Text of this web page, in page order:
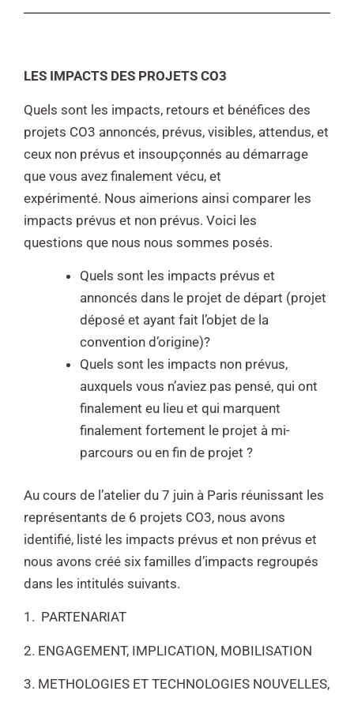
LES IMPACTS DES PROJETS CO3
Quels sont les impacts, retours et bénéfices des
projets CO3 annoncés, prévus, visibles, attendus, et
ceux non prévus et insoupçonnés au démarrage
que vous avez finalement vécu, et
expérimenté. Nous aimerions ainsi comparer les
impacts prévus et non prévus. Voici les
questions que nous nous sommes posés.
Quels sont les impacts prévus et
annoncés dans le projet de départ (projet
déposé et ayant fait l’objet de la
convention d’origine)?
Quels sont les impacts non prévus,
auxquels vous n’aviez pas pensé, qui ont
finalement eu lieu et qui marquent
finalement fortement le projet à mi-
parcours ou en fin de projet ?
Au cours de l’atelier du 7 juin à Paris réunissant les
représentants de 6 projets CO3, nous avons
identifié, listé les impacts prévus et non prévus et
nous avons créé six familles d’impacts regroupés
dans les intitulés suivants.
1. PARTENARIAT
2. ENGAGEMENT, IMPLICATION, MOBILISATION
3. METHOLOGIES ET TECHNOLOGIES NOUVELLES,